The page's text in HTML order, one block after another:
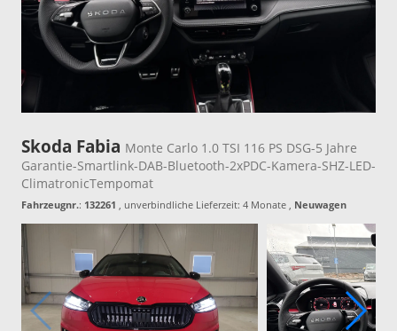
Skoda Fabia Monte Carlo 1.0 TSI 116 PS DSG-5 Jahre
Garantie-Smartlink-DAB-Bluetooth-2xPDC-Kamera-SHZ-LED-
ClimatronicTempomat
Fahrzeugnr.: 132261 , unverbindliche Lieferzeit: 4 Monate , Neuwagen